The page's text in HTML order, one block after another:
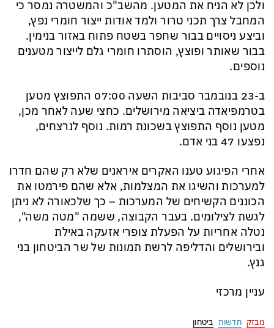
ולכן לא הניח את המטען. מהשב"כ והמשטרה נמסר כי
המחבל צרך תכני טרור ולמד אודות ייצור חומרי נפץ,
וביצע ניסויים בבור שחפר בשטח פתוח באזור בנימין.
בבור שאותר ופוצץ, הוסתרו חומרי גלם לייצור מטענים
נוספים.
ב-23 בנובמבר סביבות השעה 07:00 התפוצץ מטען
בטרמפיאדה ביציאה מירושלים. כחצי שעה לאחר מכן,
מטען נוסף התפוצץ בשכונת רמות. נוסף לנרצחים,
נפצעו 47 בני אדם.
אחרי הפיגוע טענו האקרים איראנים שלא רק שהם חדרו
למערכות והשיגו את המצלמות, אלא שהם פירמטו את
הכוננים הקשיחים של המערכות – כך שלכאורה לא ניתן
לגשת לצילומים. בעבר הקבוצה, ששמה "מטה משה",
נטלה אחריות על הפעלת צופרי אזעקה באילת
ובירושלים והדליפה לרשת תמונות של שר הביטחון בני
גנץ.
עניין מרכזי
מבזק חדשות ביטחון